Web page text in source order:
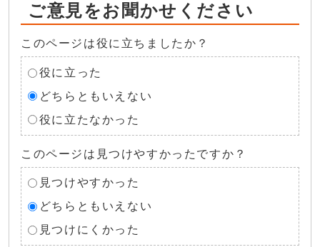
ご意見をお聞かせください
このページは役に立ちましたか？
役に立った
どちらともいえない
役に立たなかった
このページは見つけやすかったですか？
見つけやすかった
どちらともいえない
見つけにくかった